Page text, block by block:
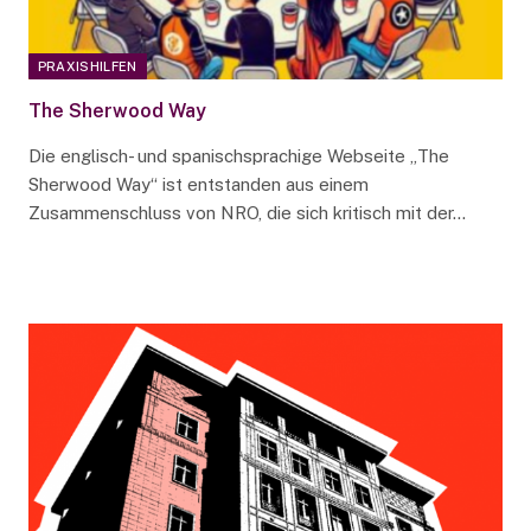
PRAXISHILFEN
The Sherwood Way
Die englisch- und spanischsprachige Webseite „The
Sherwood Way“ ist entstanden aus einem
Zusammenschluss von NRO, die sich kritisch mit der…